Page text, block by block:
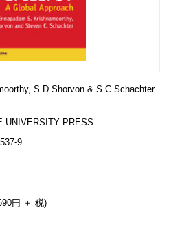
S.D.Shorvon & S.C.Schachter
UNIVERSITY PRESS
9
円 ＋ 税)